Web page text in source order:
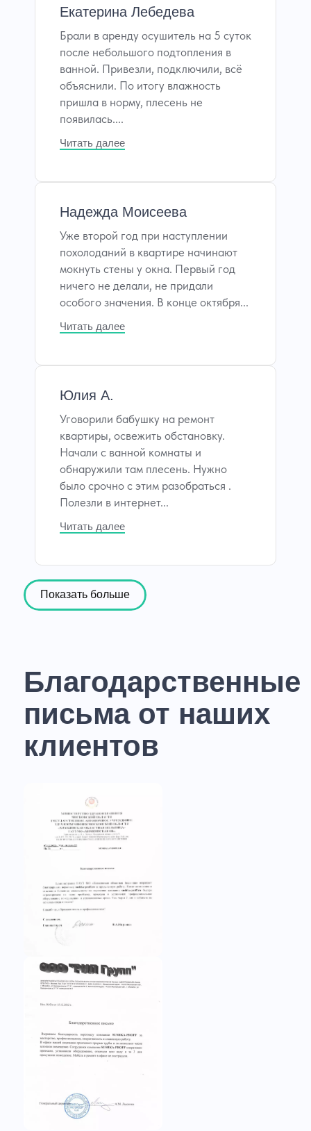
Екатерина Лебедева
Брали в аренду осушитель на 5 суток
после небольшого подтопления в
ванной. Привезли, подключили, всё
объяснили. По итогу влажность
пришла в норму, плесень не
появилась....
Читать далее
Надежда Моисеева
Уже второй год при наступлении
похолоданий в квартире начинают
мокнуть стены у окна. Первый год
ничего не делали, не придали
особого значения. В конце октября...
Читать далее
Юлия А.
Уговорили бабушку на ремонт
квартиры, освежить обстановку.
Начали с ванной комнаты и
обнаружили там плесень. Нужно
было срочно с этим разобраться .
Полезли в интернет...
Читать далее
Показать больше
Благодарственные
письма от наших
клиентов